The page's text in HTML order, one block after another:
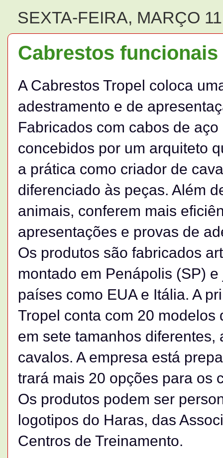
SEXTA-FEIRA, MARÇO
Cabrestos funcionais
A Cabrestos Tropel coloca
adestramento e de
Fabricados com cabos de
concebidos por um arquiteto
a prática como criador de
diferenciado às peças. Além
animais, conferem mais
apresentações e provas de
Os produtos são fabricados
montado em Penápolis (SP)
países como EUA e Itália. A
Tropel conta com 20
em sete tamanhos
cavalos. A empresa está
trará mais 20 opções para os
Os produtos podem ser
logotipos do Haras, das
Centros de Treinamento.